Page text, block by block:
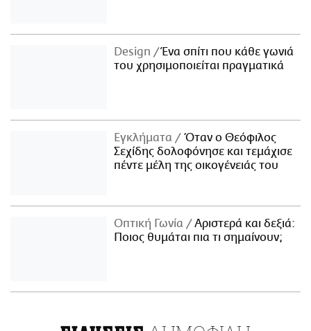
Design
Ένα σπίτι που κάθε γωνιά
του χρησιμοποιείται πραγματικά
Εγκλήματα
Όταν ο Θεόφιλος
Σεχίδης δολοφόνησε και τεμάχισε
πέντε μέλη της οικογένειάς του
Οπτική Γωνία
Αριστερά και δεξιά:
Ποιος θυμάται πια τι σημαίνουν;